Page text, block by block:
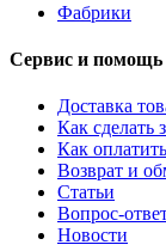
Фабрики
Сервис и помощь
Доставка
Как сделать
Как
Возврат и
Статьи
Вопрос-
Новости